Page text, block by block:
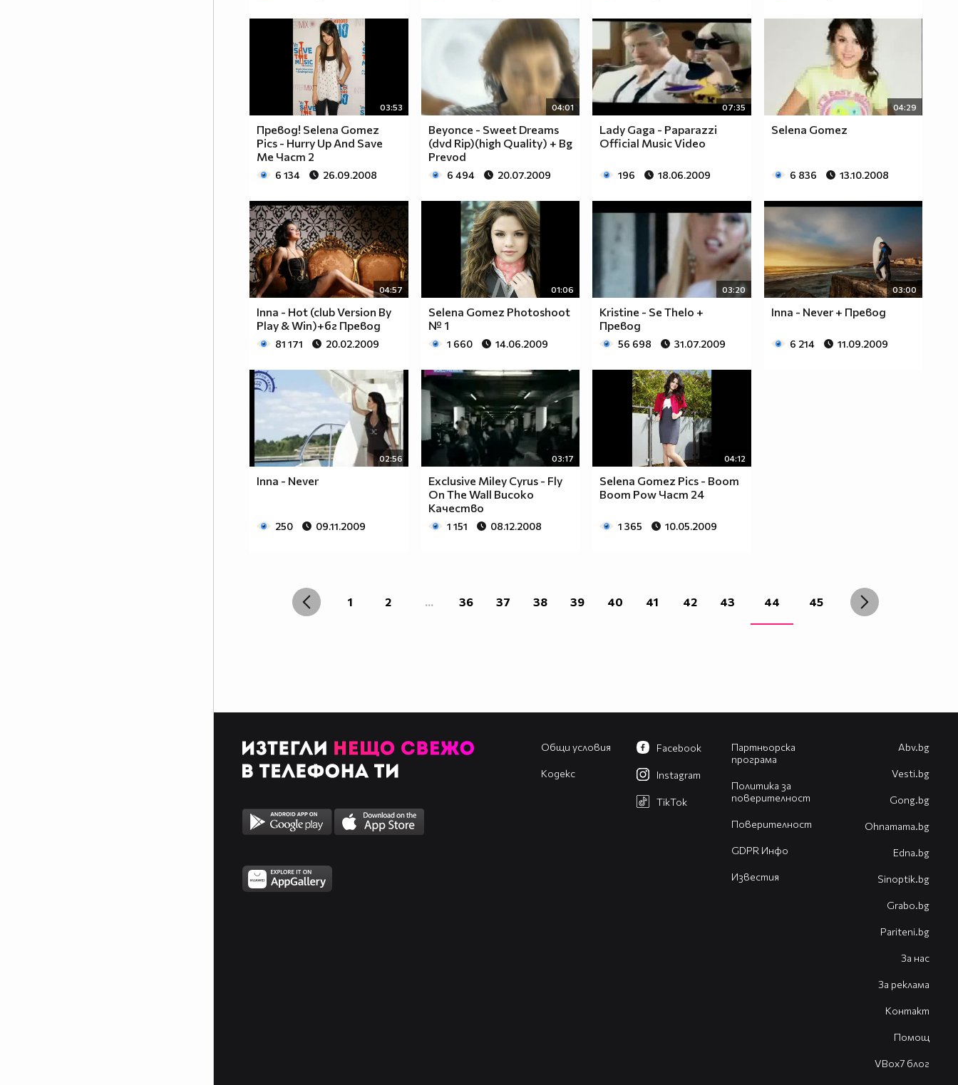
03:53
Превод! Selena Gomez
Pics - Hurry Up And Save
Me Част 2
6 134 26.09.2008
04:01
Beyonce - Sweet Dreams
(dvd Rip)(high Quality) + Bg
Prevod
6 494 20.07.2009
07:35
Lady Gaga - Paparazzi
Official Music Video
196 18.06.2009
04:29
Selena Gomez
6 836 13.10.2008
04:57
Inna - Hot (club Version By
Play & Win)+бг Превод
81 171 20.02.2009
01:06
Selena Gomez Photoshoot
№ 1
1 660 14.06.2009
03:20
Kristine - Se Thelo +
Превод
56 698 31.07.2009
03:00
Inna - Never + Превод
6 214 11.09.2009
02:56
Inna - Never
250 09.11.2009
03:17
Exclusive Miley Cyrus - Fly
On The Wall Високо
Качество
1 151 08.12.2008
04:12
Selena Gomez Pics - Boom
Boom Pow Част 24
1 365 10.05.2009
1 2 ... 36 37 38 39 40 41 42 43 44 45
Общи условия
Кодекс
Партньорска
програма
Политика за
поверителност
Поверителност
GDPR Инфо
Известия
Facebook
Instagram
TikTok
Abv.bg
Vesti.bg
Gong.bg
Оhnamama.bg
Edna.bg
Sinoptik.bg
Grabo.bg
Pariteni.bg
За нас
За реклама
Контакт
Помощ
VBox7 блог